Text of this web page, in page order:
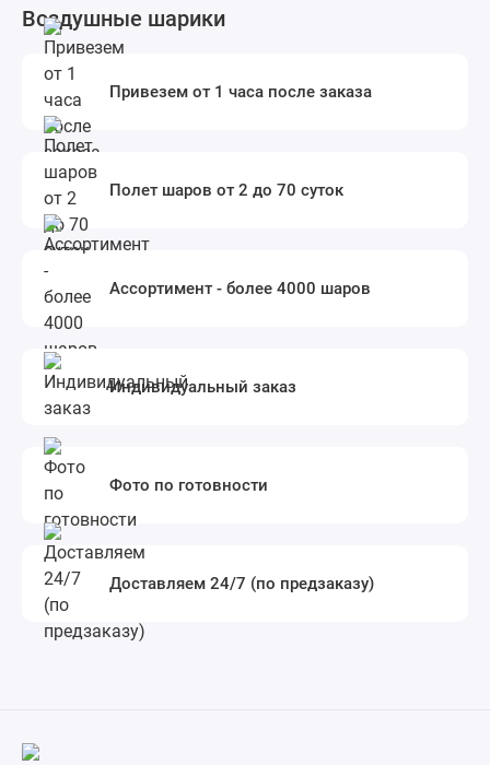
Воздушные шарики
Привезем от 1 часа после заказа
Полет шаров от 2 до 70 суток
Ассортимент - более 4000 шаров
Индивидуальный заказ
Фото по готовности
Доставляем 24/7 (по предзаказу)